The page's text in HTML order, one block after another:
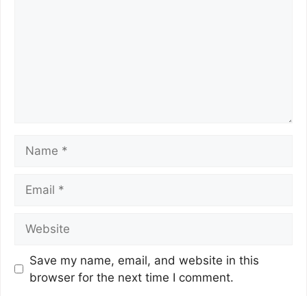
Save my name, email, and website in this
browser for the next time I comment.